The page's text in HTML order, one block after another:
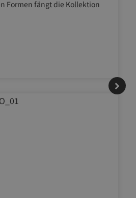
Formen fängt die Kollektion